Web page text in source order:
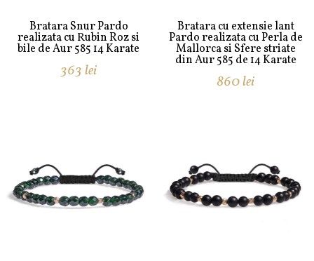
Bratara Snur Pardo
realizata cu Rubin Roz si
bile de Aur 585 14 Karate
363lei
Bratara cu extensie lant
Pardo realizata cu Perla de
Mallorca si Sfere striate
din Aur 585 de 14 Karate
860lei